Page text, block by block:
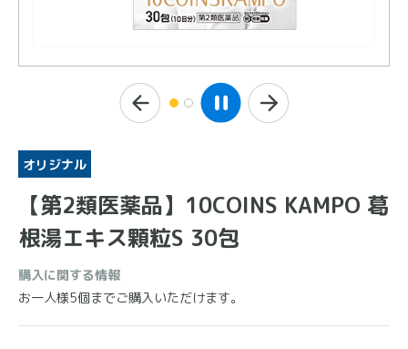
オリジナル
【第2類医薬品】10COINS KAMPO 葛
根湯エキス顆粒S 30包
購入に関する情報
お一人様5個までご購入いただけます。